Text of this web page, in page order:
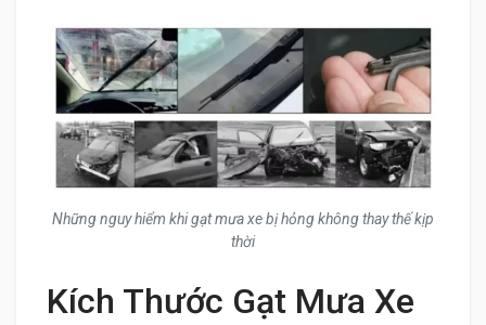
Những nguy hiểm khi gạt mưa xe bị hỏng không thay thế kịp
thời
Kích Thước Gạt Mưa Xe